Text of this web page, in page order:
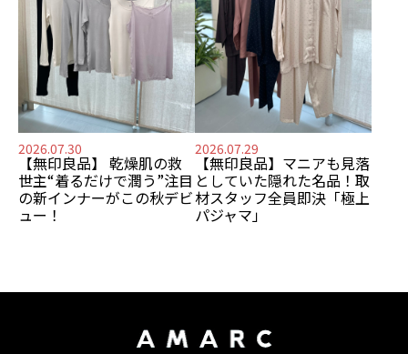
2026.07.30
【無印良品】 乾燥肌の救
世主“着るだけで潤う”注目
の新インナーがこの秋デビ
ュー！
2026.07.29
【無印良品】 マニアも見落
としていた隠れた名品！ 取
材スタッフ全員即決「極上
パジャマ」